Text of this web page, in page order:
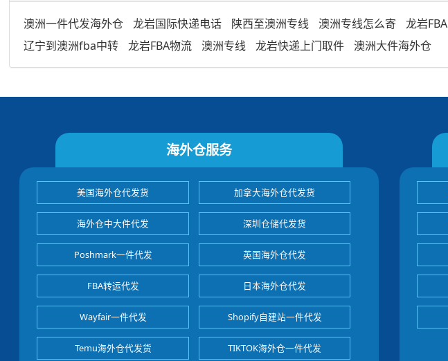
澳洲一件代发海外仓 龙岩国际快递电话 陕西至澳洲专线 澳洲专线怎么寄 龙岩FBA
辽宁到澳洲fba中转
龙岩FBA物流 澳洲专线 龙岩快递上门取件 澳洲大件海外仓
海外仓服务
美国海外仓代发货 加拿大海外仓代发货
海外仓中大件代发 深圳仓储代发货
Poshmark一件代发 英国海外仓代发
FBA转运代发 日本海外仓代发
Wayfair一件代发 Shopify自建站一件代发
Temu海外仓代发货 TIKTOK海外仓一件代发